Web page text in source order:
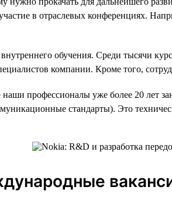
в отраслевых конференциях.
обучения. Среди тысячи
компании. Кроме того,
профессионалы уже более 20 лет
стандарты). Это